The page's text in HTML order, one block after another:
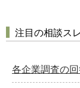
注目の相談ス
各企業調査の